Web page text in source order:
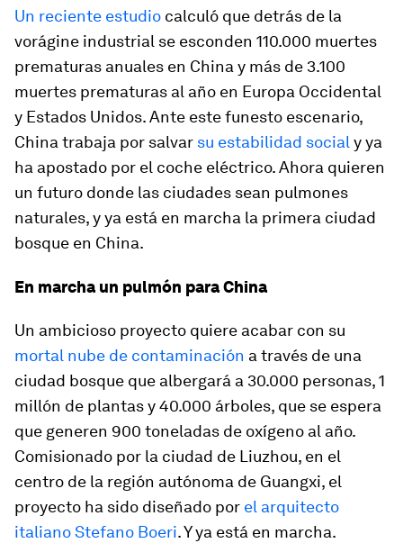
Un reciente estudio calculó que detrás de la
vorágine industrial se esconden 110.000 muertes
prematuras anuales en China y más de 3.100
muertes prematuras al año en Europa Occidental
y Estados Unidos. Ante este funesto escenario,
China trabaja por salvar su estabilidad social y ya
ha apostado por el coche eléctrico. Ahora quieren
un futuro donde las ciudades sean pulmones
naturales, y ya está en marcha la primera ciudad
bosque en China.
En marcha un pulmón para China
Un ambicioso proyecto quiere acabar con su
mortal nube de contaminación a través de una
ciudad bosque que albergará a 30.000 personas, 1
millón de plantas y 40.000 árboles, que se espera
que generen 900 toneladas de oxígeno al año.
Comisionado por la ciudad de Liuzhou, en el
centro de la región autónoma de Guangxi, el
proyecto ha sido diseñado por el arquitecto
italiano Stefano Boeri. Y ya está en marcha.